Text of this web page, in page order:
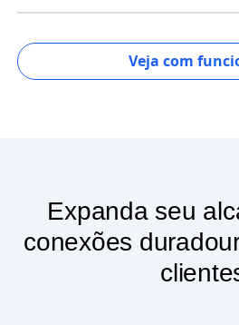
rapidamente às necessidades
Veja com
Expanda seu
conexões